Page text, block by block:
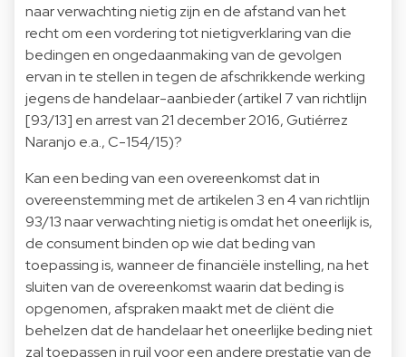
naar verwachting nietig zijn en de afstand van het
recht om een vordering tot nietigverklaring van die
bedingen en ongedaanmaking van de gevolgen
ervan in te stellen in tegen de afschrikkende werking
jegens de handelaar-aanbieder (artikel 7 van richtlijn
[93/13] en arrest van 21 december 2016, Gutiérrez
Naranjo e.a., C-154/15)?
Kan een beding van een overeenkomst dat in
overeenstemming met de artikelen 3 en 4 van richtlijn
93/13 naar verwachting nietig is omdat het oneerlijk is,
de consument binden op wie dat beding van
toepassing is, wanneer de financiële instelling, na het
sluiten van de overeenkomst waarin dat beding is
opgenomen, afspraken maakt met de cliënt die
behelzen dat de handelaar het oneerlijke beding niet
zal toepassen in ruil voor een andere prestatie van de